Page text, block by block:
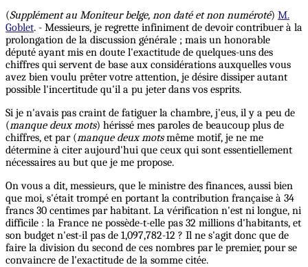
(Supplément au Moniteur belge, non daté et non numéroté) M.
Goblet. - Messieurs, je regrette infiniment de devoir contribuer à la
prolongation de la discussion générale ; mais un honorable
député ayant mis en doute l'exactitude de quelques-uns des
chiffres qui servent de base aux considérations auxquelles vous
avez bien voulu prêter votre attention, je désire dissiper autant
possible l'incertitude qu'il a pu jeter dans vos esprits.
Si je n'avais pas craint de fatiguer la chambre, j'eus, il y a peu de
(manque deux mots) hérissé mes paroles de beaucoup plus de
chiffres, et par (manque deux motsmême motif, je ne me
détermine à citer aujourd'hui que ceux qui sont essentiellement
nécessaires au but que je me propose.
On vous a dit, messieurs, que le ministre des finances, aussi bien
que moi, s'était trompé en portant la contribution française à 34
francs 30 centimes par habitant. La vérification n'est ni longue, ni
difficile : la France ne possède-t-elle pas 32 millions d'habitants, et
son budget n'est-il pas de 1,097,782-12 ? Il ne s'agit donc que de
faire la division du second de ces nombres par le premier, pour se
convaincre de l'exactitude de la somme citée.